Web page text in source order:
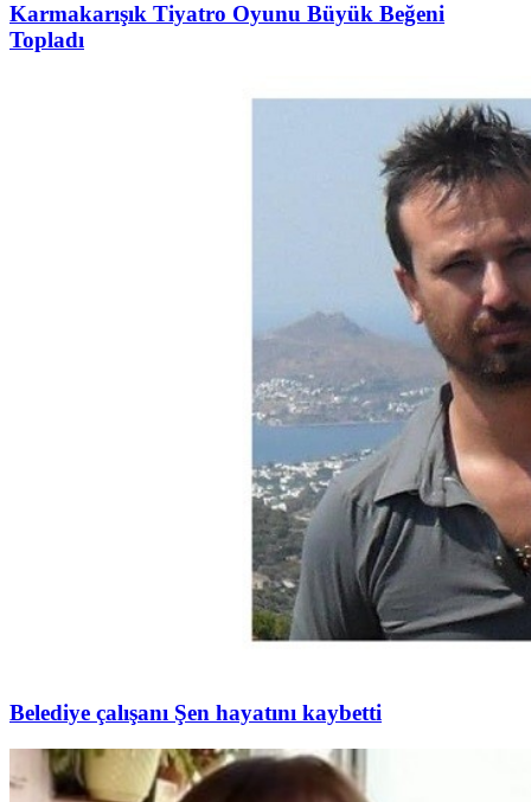
Karmakarışık Tiyatro Oyunu Büyük Beğeni
Topladı
Belediye çalışanı Şen hayatını kaybetti